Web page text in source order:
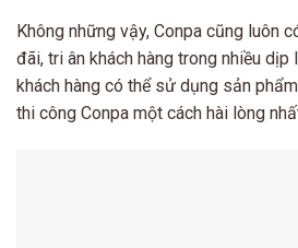
Không những vậy, Conpa cũng luôn
đãi, tri ân khách hàng trong nhiều dịp
khách hàng có thể sử dụng sản
thi công Conpa một cách hài lòng